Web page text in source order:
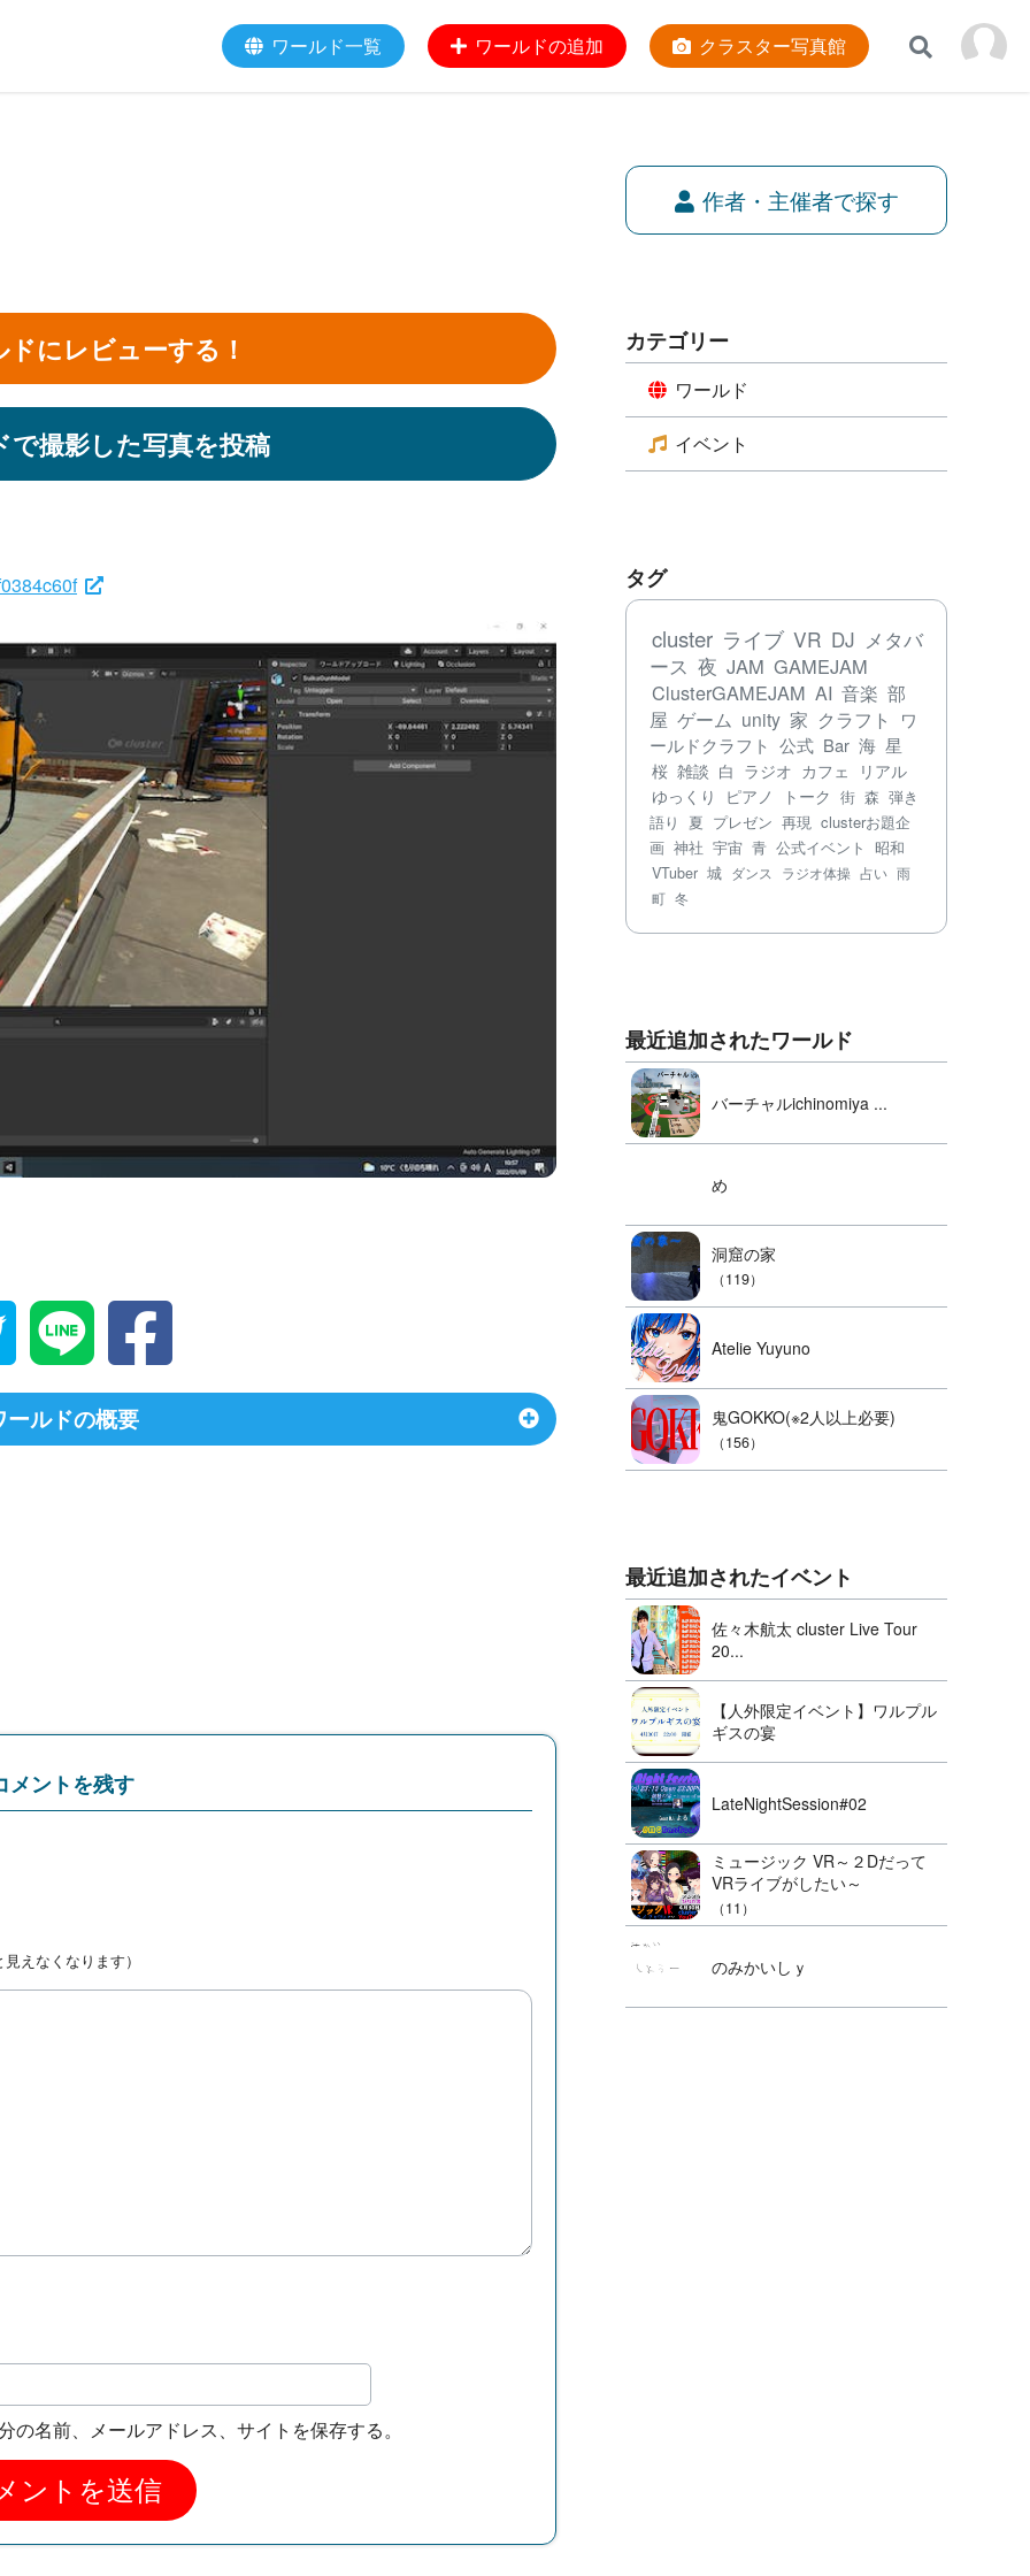
ワールド一覧 ワールドの追加 クラスター写真館
にレビューする！
で撮影した写真を投稿
ールドの概要
メントを残す
えなくなります）
名前、メールアドレス、サイトを保存する。
作者・主催者で探す
カテゴリー
ワールド
イベント
タグ
cluster ライブ VR DJ メタバ
ース 夜 JAM GAMEJAM
ClusterGAMEJAM AI 音楽 部
屋 ゲーム unity 家 クラフト
ワ
ールドクラフト 公式 Bar 海 星
桜 雑談 白 ラジオ カフェ
リアル
ゆっくり
ピアノ トーク 街 森 弾き
語り
夏 プレゼン 再現 clusterお題企
画 神社 宇宙 青 公式イベント 昭和
VTuber 城 ダンス ラジオ体操 占い 雨
町 冬
最近追加されたワールド
バーチャルichinomiya ...
め
洞窟の家
（119）
Atelie Yuyuno
鬼GOKKO(※2人以上必要)
（156）
最近追加されたイベント
佐々木航太 cluster Live Tour
20...
【人外限定イベント】ワルプル
ギスの宴
LateNightSession#02
ミュージック VR～２Dだって
VRライブがしたい～
（11）
のみかいしｙ